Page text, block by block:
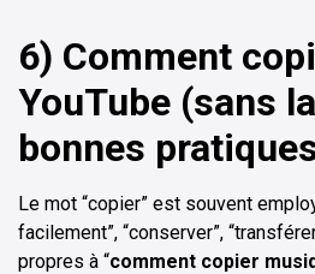
6) Comment
YouTube (sans
bonnes
Le mot “copier” est souvent
facilement”, “conserver”,
propres à “comment copier